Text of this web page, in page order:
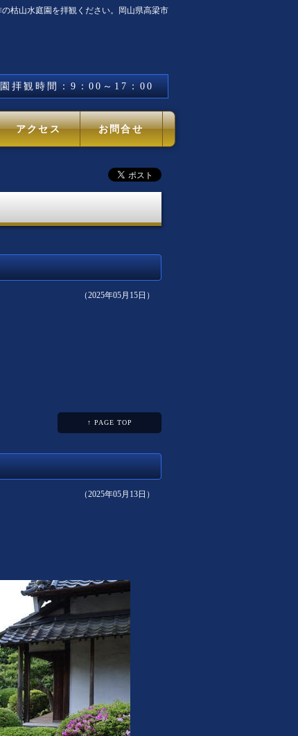
枯山水庭園を拝観ください。岡山県高梁市
拝観時間：9：00～17：00
アクセス お問合せ
（2025年05月15日）
↑ PAGE TOP
（2025年05月13日）